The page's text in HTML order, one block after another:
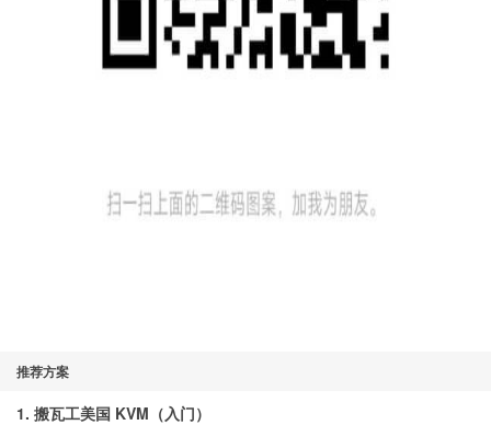
推荐方案
1. 搬瓦工美国 KVM（入门）